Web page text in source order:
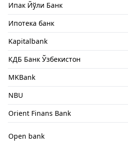
Ипак Йўли Банк
Ипотека банк
Kapitalbank
КДБ Банк Ўзбекистон
MKBank
NBU
Orient Finans Bank
Open bank